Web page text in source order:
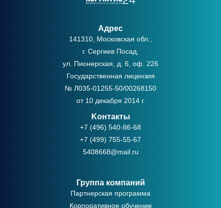
Адрес
141310, Московская обл.,
г. Сергиев Посад,
ул. Пионерская, д. 6, оф. 226
Государственная лицензия
№ Л035-01255-50/00268150
от 10 декабря 2014 г.
Kонтакты
+7 (496) 540-86-68
+7 (499) 755-55-67
5408668@mail.ru
Группа компаний
Партнерская программа
Корпоративное обучение